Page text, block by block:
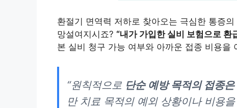
환절기 면역력 저하로 찾아오는 극심한 통증
망설여지시죠? “내가 가입한 실비 보험으로 환
본 실비 청구 가능 여부와 아까운 접종 비용을
“원칙적으로 단순 예방 목적의 접종
만 치료 목적의 예외 상황이나 비용